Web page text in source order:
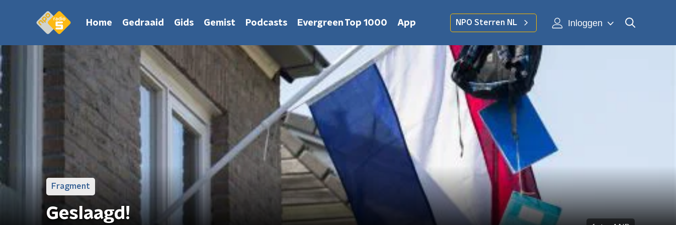
Home Gedraaid Gids Gemist Podcasts Evergreen Top 1000 App NPO Sterren NL Inloggen
Fragment
Geslaagd!